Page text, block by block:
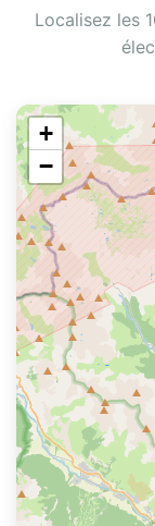
Localisez les
+
−